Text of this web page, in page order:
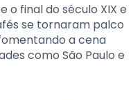
o final do século XIX e
se tornaram palco
a cena
como São Paulo e